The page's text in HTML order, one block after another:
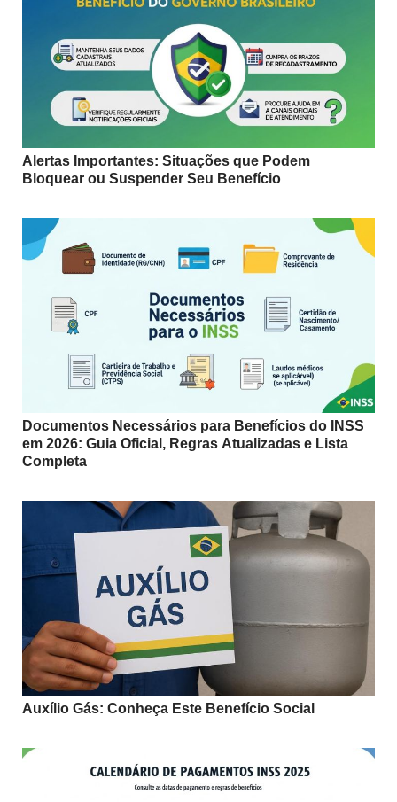
Alertas Importantes: Situações que Podem
Bloquear ou Suspender Seu Benefício
Documentos Necessários para Benefícios do INSS
em 2026: Guia Oficial, Regras Atualizadas e Lista
Completa
Auxílio Gás: Conheça Este Benefício Social